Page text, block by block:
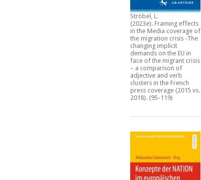
Ströbel, L.
(2023e). Framing effects
in the Media coverage of
the migration crisis -The
changing implicit
demands on the EU in
face of the migrant crisis
– a comparison of
adjective and verb
clusters in the French
press coverage (2015 vs.
2018). (95-119)